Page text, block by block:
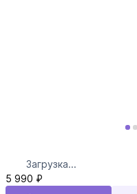
Загрузка...
5 990 ₽